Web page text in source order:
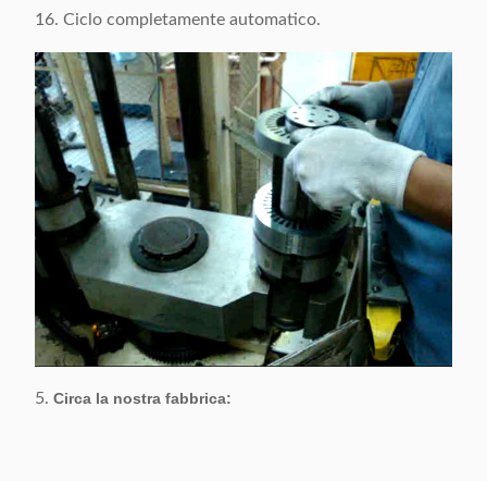
16. Ciclo completamente automatico.
5. Circa la nostra fabbrica: